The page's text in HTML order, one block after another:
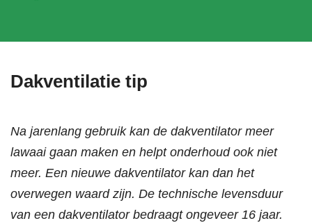
Dakventilatie tip
Na jarenlang gebruik kan de dakventilator meer
lawaai gaan maken en helpt onderhoud ook niet
meer. Een nieuwe dakventilator kan dan het
overwegen waard zijn. De technische levensduur
van een dakventilator bedraagt ongeveer 16 jaar.